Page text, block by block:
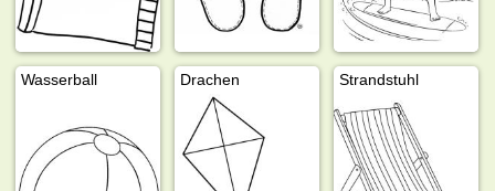
Wasserball Drachen Strandstuhl